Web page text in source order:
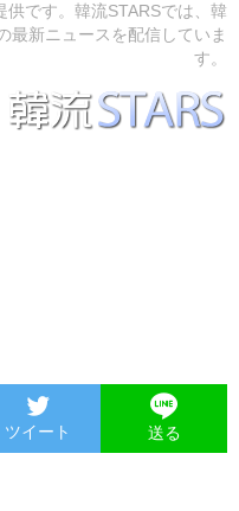
供です。韓流STARSでは、韓
最新ニュースを配信していま
す。
ツイート 送る